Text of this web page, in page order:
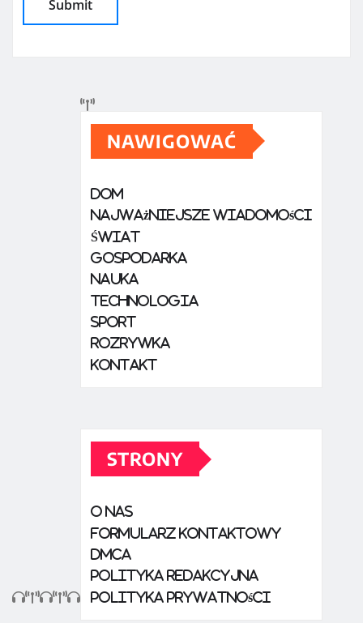
NAWIGOWAĆ
Dom
Najważniejsze wiadomości
Świat
Gospodarka
nauka
Technologia
Sport
rozrywka
Kontakt
STRONY
O nas
Formularz kontaktowy
DMCA
Polityka redakcyjna
Polityka prywatności